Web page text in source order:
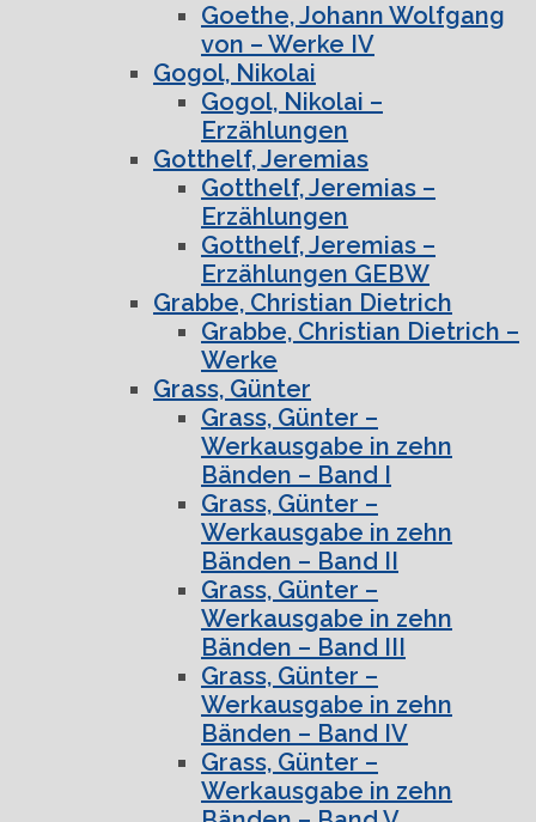
Goethe, Johann Wolfgang
von – Werke IV
Gogol, Nikolai
Gogol, Nikolai –
Erzählungen
Gotthelf, Jeremias
Gotthelf, Jeremias –
Erzählungen
Gotthelf, Jeremias –
Erzählungen GEBW
Grabbe, Christian Dietrich
Grabbe, Christian Dietrich –
Werke
Grass, Günter
Grass, Günter –
Werkausgabe in zehn
Bänden – Band I
Grass, Günter –
Werkausgabe in zehn
Bänden – Band II
Grass, Günter –
Werkausgabe in zehn
Bänden – Band III
Grass, Günter –
Werkausgabe in zehn
Bänden – Band IV
Grass, Günter –
Werkausgabe in zehn